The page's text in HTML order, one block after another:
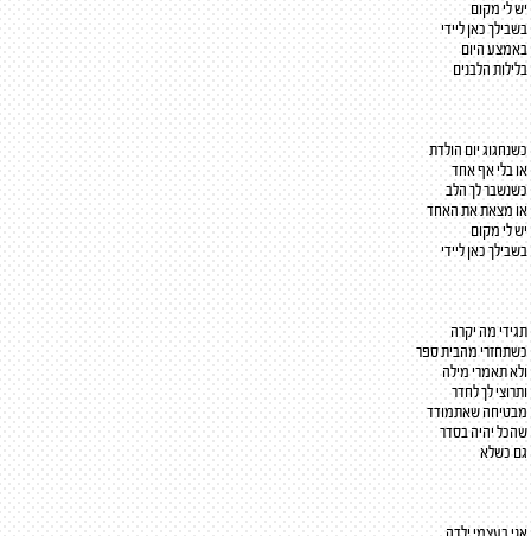
יש לי מקום
בשבילך כאן ליידי
באמצע היום
בלילות הלבנים
כשנחגוג יום הולדת
או בלי אף אחד
כשנשבר לך הלב
או מצאת את האחד
יש לי מקום
בשבילך כאן ליידי
תגידי מה יקרה
כשתחזרי מהבית ספר
ולא תאמרי מילה
ותרוצי לך לחדר
מבטיחה שאתמודד
שהכל יהיה בסדר
גם כשלא